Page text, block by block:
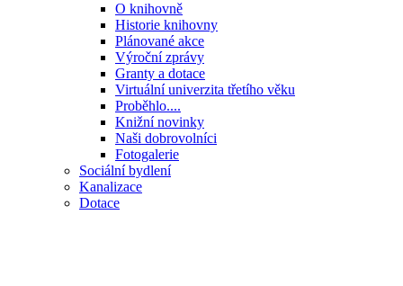
O knihovně
Historie knihovny
Plánované akce
Výroční zprávy
Granty a dotace
Virtuální univerzita třetího věku
Proběhlo....
Knižní novinky
Naši dobrovolníci
Fotogalerie
Sociální bydlení
Kanalizace
Dotace